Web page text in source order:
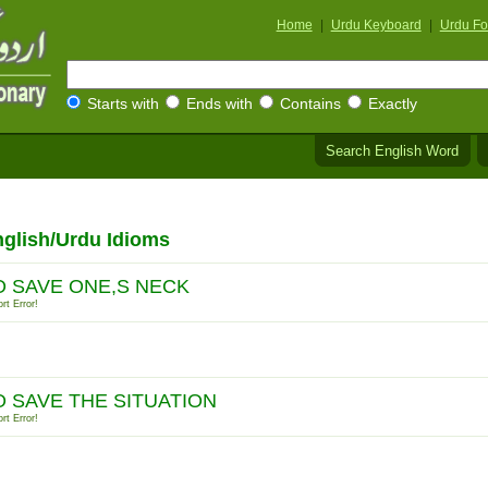
Home Urdu Keyboard Urdu
Starts with Ends with Contains Exactly
Search English Word
Urdu Idioms
SAVE ONE,S NECK
Error!
SAVE THE SITUATION
Error!